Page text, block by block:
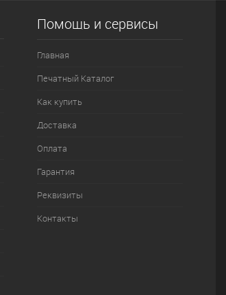
Помощь и сервисы
Главная
Печатный Каталог
Как купить
Доставка
Оплата
Гарантия
Реквизиты
Контакты